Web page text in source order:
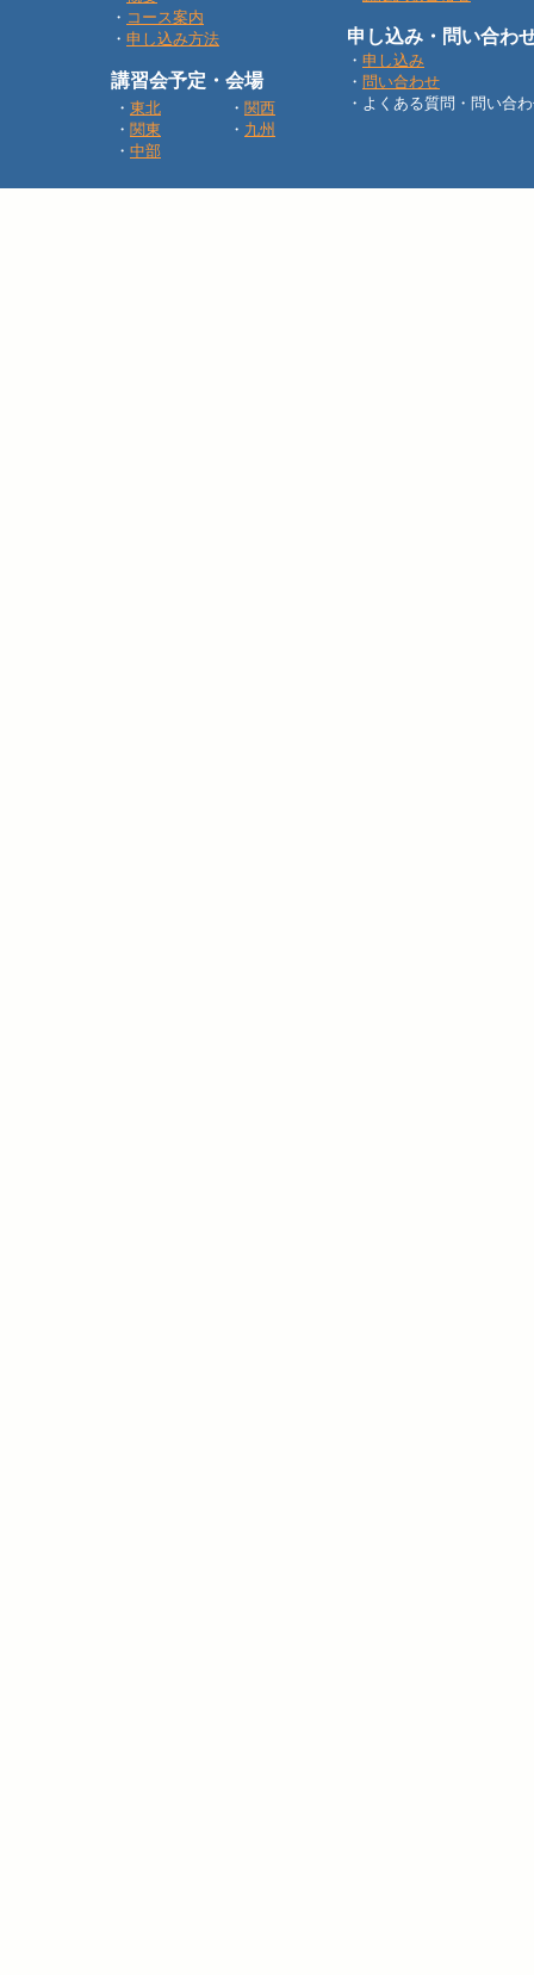
・ コース案内
・ 申し込み方法
講習会予定・会場
・ 東北
・ 関東
・ 中部
・ 関西
・ 九州
申し込み・問い合わ
・ 申し込み
・ 問い合わせ
・よくある質問・問い合